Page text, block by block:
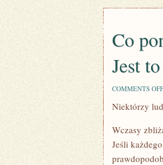
Co
Jest
COMMENTS OFF
Niektórzy
Wczasy
Jeśli